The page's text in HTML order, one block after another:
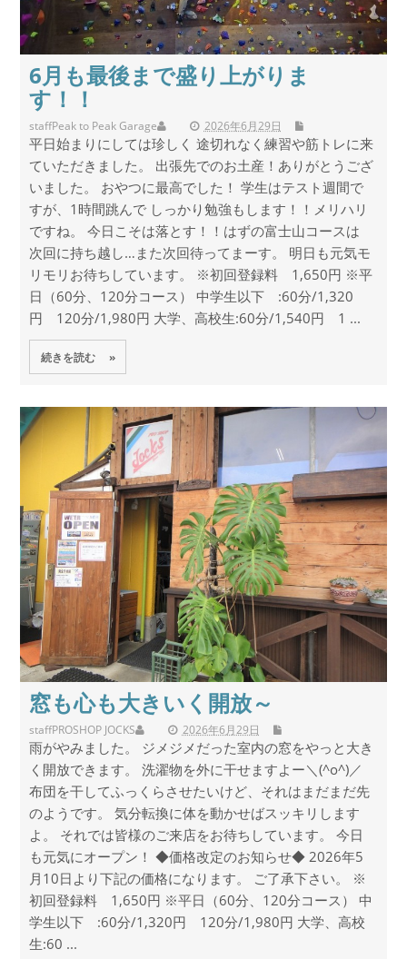
6月も最後まで盛り上がりま
す！！
staff 2026年6月29日
Peak to Peak Garage
平日始まりにしては珍しく 途切れなく練習や筋トレに来
ていただきました。 出張先でのお土産！ありがとうござ
いました。 おやつに最高でした！ 学生はテスト週間で
すが、1時間跳んで しっかり勉強もします！！メリハリ
ですね。 今日こそは落とす！！はずの富士山コースは
次回に持ち越し…また次回待ってまーす。 明日も元気モ
リモリお待ちしています。 ※初回登録料 1,650円 ※平
日（60分、120分コース） 中学生以下 :60分/1,320
円 120分/1,980円 大学、高校生:60分/1,540円 1 ...
続きを読む »
窓も心も大きいく開放～
staff 2026年6月29日
PROSHOP JOCKS
雨がやみました。 ジメジメだった室内の窓をやっと大き
く開放できます。 洗濯物を外に干せますよー＼(^o^)／
布団を干してふっくらさせたいけど、それはまだまだ先
のようです。 気分転換に体を動かせばスッキリします
よ。 それでは皆様のご来店をお待ちしています。 今日
も元気にオープン！ ◆価格改定のお知らせ◆ 2026年5
月10日より下記の価格になります。 ご了承下さい。 ※
初回登録料 1,650円 ※平日（60分、120分コース） 中
学生以下 :60分/1,320円 120分/1,980円 大学、高校
生:60 ...